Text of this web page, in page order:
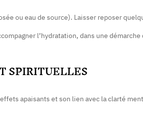
ou eau de source). Laisser reposer
l’hydratation, dans une
SPIRITUELLES
apaisants et son lien avec la clarté